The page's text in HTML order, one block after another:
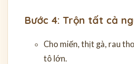
Bước 4: Trộn tất cả
Cho miến, thịt gà, rau
tô lớn.